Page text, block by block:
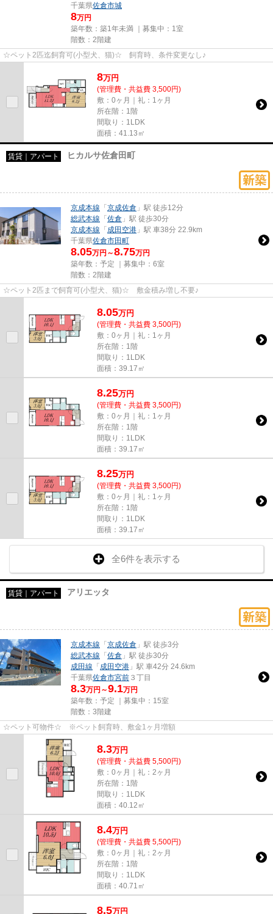
千葉県佐倉市城
8万円
築年数：築1年未満 ｜募集中： 1室
階数：2階建
☆ペット2匹迄飼育可(小型犬、猫)☆ 飼育時、条件変更なし♪
8万円
(管理費・共益費 3,500円)
敷：0ヶ月｜礼：1ヶ月
所在階：1階
間取り：1LDK
面積：41.13㎡
賃貸｜アパート ヒカルサ佐倉田町
京成本線 「 京成佐倉 」駅 徒歩12分
総武本線 「 佐倉 」駅 徒歩30分
京成本線 「 成田空港 」駅 車38分 22.9km
千葉県佐倉市田町
8.05万円～8.75万円
築年数：予定 ｜募集中： 6室
階数：2階建
☆ペット2匹まで飼育可(小型犬、猫)☆ 敷金積み増し不要♪
8.05万円
(管理費・共益費 3,500円)
敷：0ヶ月｜礼：1ヶ月
所在階：1階
間取り：1LDK
面積：39.17㎡
8.25万円
(管理費・共益費 3,500円)
敷：0ヶ月｜礼：1ヶ月
所在階：1階
間取り：1LDK
面積：39.17㎡
8.25万円
(管理費・共益費 3,500円)
敷：0ヶ月｜礼：1ヶ月
所在階：1階
間取り：1LDK
面積：39.17㎡
全6件を表示する
賃貸｜アパート アリエッタ
京成本線 「 京成佐倉 」駅 徒歩3分
総武本線 「 佐倉 」駅 徒歩30分
成田線 「 成田空港 」駅 車42分 24.6km
千葉県佐倉市宮前 ３丁目
8.3万円～9.1万円
築年数：予定 ｜募集中： 15室
階数：3階建
☆ペット可物件☆ ※ペット飼育時、敷金1ヶ月増額
8.3万円
(管理費・共益費 5,500円)
敷：0ヶ月｜礼：2ヶ月
所在階：1階
間取り：1LDK
面積：40.12㎡
8.4万円
(管理費・共益費 5,500円)
敷：0ヶ月｜礼：2ヶ月
所在階：1階
間取り：1LDK
面積：40.71㎡
8.5万円